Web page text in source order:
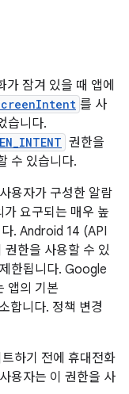
잠겨 있을 때 앱에
를 사
습니다.
권한을
수 있습니다.
용자가 구성한 알람
요구되는 매우 높
. Android 14 (API
한을 사용할 수 있
한됩니다. Google
앱의 기본
합니다. 정책 변경
하기 전에 휴대전화
용자는 이 권한을 사